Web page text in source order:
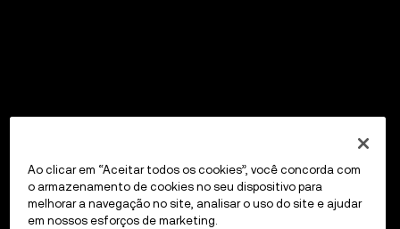
Ao clicar em “Aceitar todos os cookies”, você concorda com
o armazenamento de cookies no seu dispositivo para
melhorar a navegação no site, analisar o uso do site e ajudar
em nossos esforços de marketing.